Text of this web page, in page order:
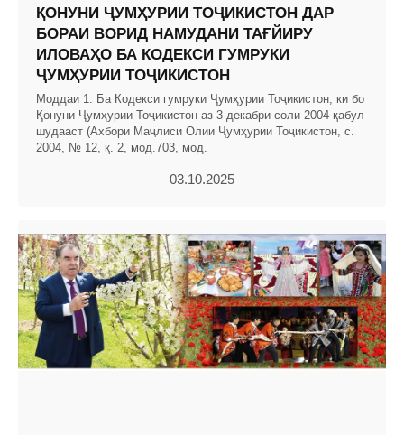
ҚОНУНИ ҶУМҲУРИИ ТОҶИКИСТОН ДАР
БОРАИ ВОРИД НАМУДАНИ ТАҒЙИРУ
ИЛОВАҲО БА КОДЕКСИ ГУМРУКИ
ҶУМҲУРИИ ТОҶИКИСТОН
Моддаи 1. Ба Кодекси гумруки Ҷумҳурии Тоҷикистон, ки бо
Қонуни Ҷумҳурии Тоҷикистон аз 3 декабри соли 2004 қабул
шудааст (Ахбори Маҷлиси Олии Ҷумҳурии Тоҷикистон, с.
2004, № 12, қ. 2, мод.703, мод.
03.10.2025